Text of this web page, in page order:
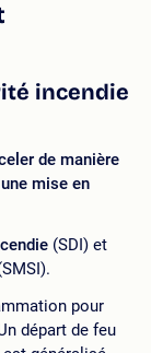
incendie
de manière
mise en
(SDI) et
pour
départ de feu